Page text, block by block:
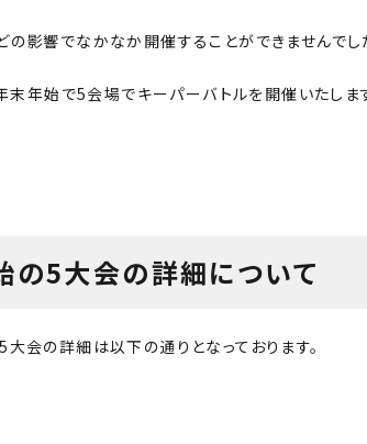
の影響でなかなか開催することができませんでし
年始で5会場でキーパーバトルを開催いたしま
の5大会の詳細について
会の詳細は以下の通りとなっております。